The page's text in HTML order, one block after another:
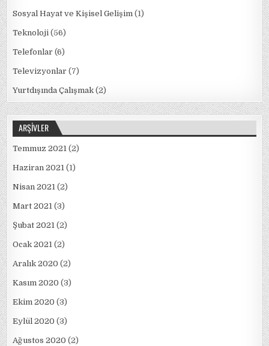
Sosyal Hayat ve Kişisel Gelişim (1)
Teknoloji (56)
Telefonlar (6)
Televizyonlar (7)
Yurtdışında Çalışmak (2)
ARŞIVLER
Temmuz 2021 (2)
Haziran 2021 (1)
Nisan 2021 (2)
Mart 2021 (3)
Şubat 2021 (2)
Ocak 2021 (2)
Aralık 2020 (2)
Kasım 2020 (3)
Ekim 2020 (3)
Eylül 2020 (3)
Ağustos 2020 (2)